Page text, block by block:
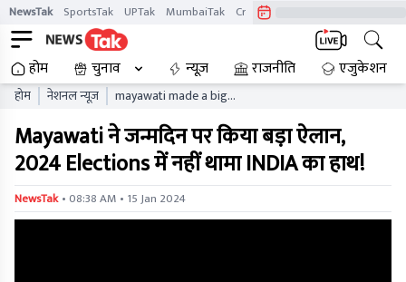
NewsTak SportsTak UPTak MumbaiTak CrimeTak
होम चुनाव न्यूज़ राजनीति एजुकेशन
होम नेशनल न्यूज़
mayawati made a big
birthday india will not hold
hands in elections
Mayawati ने जन्मदिन पर किया बड़ा ऐलान,
2024 Elections में नहीं थामा INDIA का हाथ!
NewsTak • 08:38 AM • 15 Jan 2024